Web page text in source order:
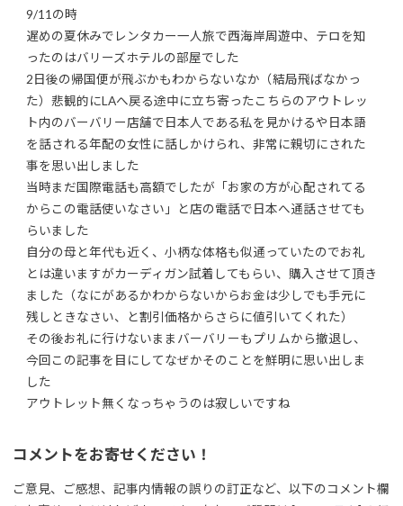
9/11の時
遅めの夏休みでレンタカー一人旅で西海岸周遊中、テロを知
ったのはバリーズホテルの部屋でした
2日後の帰国便が飛ぶかもわからないなか（結局飛ばなかっ
た）悲観的にLAへ戻る途中に立ち寄ったこちらのアウトレッ
ト内のバーバリー店舗で日本人である私を見かけるや日本語
を話される年配の女性に話しかけられ、非常に親切にされた
事を思い出しました
当時まだ国際電話も高額でしたが「お家の方が心配されてる
からこの電話使いなさい」と店の電話で日本へ通話させても
らいました
自分の母と年代も近く、小柄な体格も似通っていたのでお礼
とは違いますがカーディガン試着してもらい、購入させて頂き
ました（なにがあるかわからないからお金は少しでも手元に
残しときなさい、と割引価格からさらに値引いてくれた）
その後お礼に行けないままバーバリーもプリムから撤退し、
今回この記事を目にしてなぜかそのことを鮮明に思い出しま
した
アウトレット無くなっちゃうのは寂しいですね
コメントをお寄せください！
ご意見、ご感想、記事内情報の誤りの訂正など、以下のコメント欄